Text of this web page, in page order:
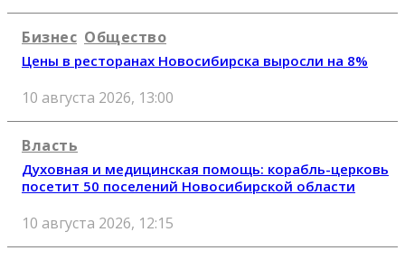
Бизнес Общество
Цены в ресторанах Новосибирска выросли на 8%
10 августа 2026, 13:00
Власть
Духовная и медицинская помощь: корабль-церковь
посетит 50 поселений Новосибирской области
10 августа 2026, 12:15